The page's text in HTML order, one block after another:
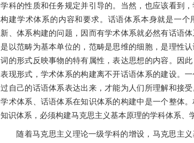
学科的性质和任务规定并引导的。当然，也应该看到
构建学术体系的内容和要求。话语体系本身就是一个
新、体系构建的问题，因而有学术体系就必然有话语
是以范畴为基本单位的，范畴是思维的细胞，是理性
词的形式反映事物的特有属性，表达思想的内容。因
表现形式，学术体系的构建离不开话语体系的建设。
过自己的话语体系表达出来，才能为人们所理解和接受
学术体系、话语体系在知识体系的构建中是一个整体
知识体系，必须构建马克思主义基本原理的学科体系、
随着马克思主义理论一级学科的增设，马克思主